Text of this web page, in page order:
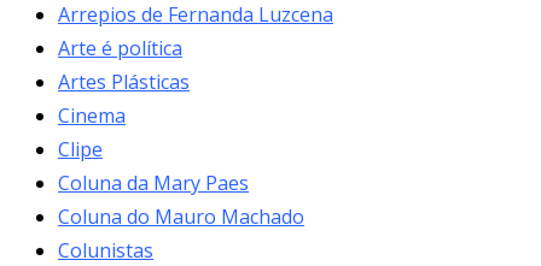
Arrepios de Fernanda Luzcena
Arte é política
Artes Plásticas
Cinema
Clipe
Coluna da Mary Paes
Coluna do Mauro Machado
Colunistas